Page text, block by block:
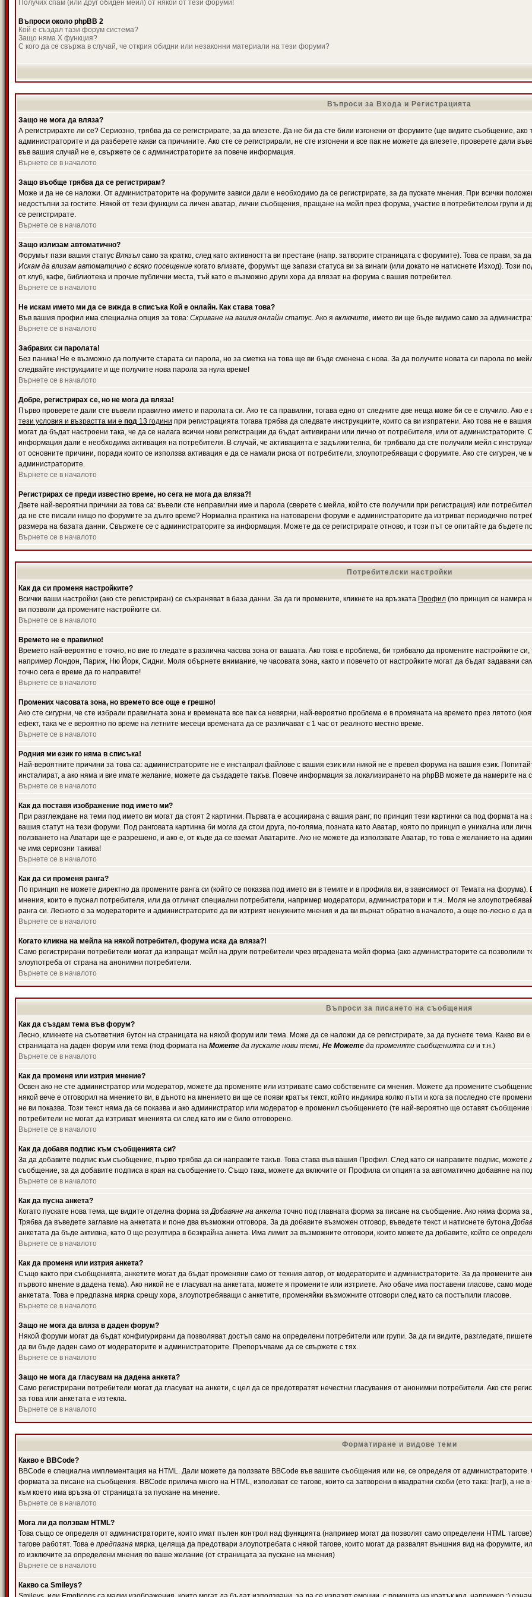
Получих спам (или друг обиден мейл) от някой от тези форуми!
Въпроси около phpBB 2
Кой е създал тази форум система?
Защо няма X функция?
С кого да се свържа в случай, че открия обидни или незаконни материали на тези форуми?
Въпроси за Входа и Регистрацията
Защо не мога да вляза?
А регистрирахте ли се? Сериозно, трябва да се регистрирате, за да влезете. Да не би да сте били изгонени от форумите (ще видите съобщение, ако
администраторите и да разберете какви са причините. Ако сте се регистрирали, не сте изгонени и все пак не можете да влезете, проверете дали
във вашия случай не е, свържете се с администраторите за повече информация.
Върнете се в началото
Защо въобще трябва да се регистрирам?
Може и да не се наложи. От администраторите на форумите зависи дали е необходимо да се регистрирате, за да пускате мнения. При всички
недостъпни за гостите. Някой от тези функции са личен аватар, лични съобщения, пращане на мейл през форума, участие в потребителски групи и
се регистрирате.
Върнете се в началото
Защо излизам автоматично?
Форумът пази вашия статус Влязъл само за кратко, след като активността ви престане (напр. затворите страницата с форумите). Това се прави, за
Искам да влизам автоматично с всяко посещение когато влизате, форумът ще запази статуса ви за винаги (или докато не натиснете Изход). Този
от клуб, кафе, библиотека и прочие публични места, тъй като е възможно други хора да влязат на форума с вашия потребител.
Върнете се в началото
Не искам името ми да се вижда в списъка Кой е онлайн. Как става това?
Във вашия профил има специална опция за това: Скриване на вашия онлайн статус. Ако я включите, името ви ще бъде видимо само за
Върнете се в началото
Забравих си паролата!
Без паника! Не е възможно да получите старата си парола, но за сметка на това ще ви бъде сменена с нова. За да получите новата си парола по
следвайте инструкциите и ще получите нова парола за нула време!
Върнете се в началото
Добре, регистрирах се, но не мога да вляза!
Първо проверете дали сте въвели правилно името и паролата си. Ако те са правилни, тогава едно от следните две неща може би се е случило. Ако
тези условия и възрастта ми е под 13 години при регистрацията тогава трябва да следвате инструкциите, които са ви изпратени. Ако това не е
могат да бъдат настроени така, че да се налага всички нови регистрации да бъдат активирани или лично от потребителя, или от
информация дали е необходима активация на потребителя. В случай, че активацията е задължителна, би трябвало да сте получили мейл с
от основните причини, поради които се използва активация е да се намали риска от потребители, злоупотребяващи с форумите. Ако сте сигурен,
администраторите.
Върнете се в началото
Регистрирах се преди известно време, но сега не мога да вляза?!
Двете най-вероятни причини за това са: въвели сте неправилни име и парола (сверете с мейла, който сте получили при регистрация) или
да не сте писали нищо по форумите за дълго време? Нормална практика на натоварени форуми е администраторите да изтриват периодично
размера на базата данни. Свържете се с администраторите за информация. Можете да се регистрирате отново, и този път се опитайте да бъдете
Върнете се в началото
Потребителски настройки
Как да си променя настройките?
Всички ваши настройки (ако сте регистриран) се съхраняват в база данни. За да ги промените, кликнете на връзката Профил (по принцип се намира
ви позволи да промените настройките си.
Върнете се в началото
Времето не е правилно!
Времето най-вероятно е точно, но вие го гледате в различна часова зона от вашата. Ако това е проблема, би трябвало да промените настройките
например Лондон, Париж, Ню Йорк, Сидни. Моля обърнете внимание, че часовата зона, както и повечето от настройките могат да бъдат задавани
точно сега е време да го направите!
Върнете се в началото
Промених часовата зона, но времето все още е грешно!
Ако сте сигурни, че сте избрали правилната зона и времената все пак са невярни, най-вероятно проблема е в промяната на времето през лятото
ефект, така че е вероятно по време на летните месеци времената да се различават с 1 час от реалното местно време.
Върнете се в началото
Родния ми език го няма в списъка!
Най-вероятните причини за това са: администраторите не е инсталрал файлове с вашия език или никой не е превел форума на вашия език.
инсталират, а ако няма и вие имате желание, можете да създадете такъв. Повече информация за локализирането на phpBB можете да намерите на
Върнете се в началото
Как да поставя изображение под името ми?
При разглеждане на теми под името ви могат да стоят 2 картинки. Първата е асоциирана с вашия ранг; по принцип тези картинки са под формата
вашия статут на тези форуми. Под ранговата картинка би могла да стои друга, по-голяма, позната като Аватар, която по принцип е уникална или
ползването на Аватари ще е разрешено, и ако е, от къде да се вземат Аватарите. Ако не можете да използвате Аватар, то това е желанието на
че има сериозни такива!
Върнете се в началото
Как да си променя ранга?
По принцип не можете директно да промените ранга си (който се показва под името ви в темите и в профила ви, в зависимост от Темата на
мнения, които е пуснал потребителя, или да отличат специални потребители, например модератори, администратори и т.н.. Моля не
ранга си. Лесното е за модераторите и администраторите да ви изтрият ненужните мнения и да ви върнат обратно в началото, а още по-лесно е да
Върнете се в началото
Когато кликна на мейла на някой потребител, форума иска да вляза?!
Само регистрирани потребители могат да изпращат мейл на други потребители чрез вградената мейл форма (ако администраторите са позволили
злоупотреба от страна на анонимни потребители.
Върнете се в началото
Въпроси за писането на съобщения
Как да създам тема във форум?
Лесно, кликнете на съответния бутон на страницата на някой форум или тема. Може да се наложи да се регистрирате, за да пуснете тема. Какво
страницата на даден форум или тема (под формата на Можете да пускате нови теми, Не Можете да променяте съобщенията си и т.н.)
Върнете се в началото
Как да променя или изтрия мнение?
Освен ако не сте администратор или модератор, можете да променяте или изтривате само собствените си мнения. Можете да промените
някой вече е отговорил на мнението ви, в дъното на мнението ви ще се появи кратък текст, който индикира колко пъти и кога за последно сте
не ви показва. Този текст няма да се показва и ако администратор или модератор е променил съобщението (те най-вероятно ще оставят
потребители не могат да изтриват мненията си след като им е било отговорено.
Върнете се в началото
Как да добавя подпис към съобщенията си?
За да добавите подпис към съобщение, първо трябва да си направите такъв. Това става във вашия Профил. След като си направите подпис, можете
съобщение, за да добавите подписа в края на съобщението. Също така, можете да включите от Профила си опцията за автоматично добавяне на
Върнете се в началото
Как да пусна анкета?
Когато пускате нова тема, ще видите отделна форма заДобавяне на анкета точно под главната форма за писане на съобщение. Ако няма форма
Трябва да въведете заглавие на анкетата и поне два възможни отговора. За да добавите възможен отговор, въведете текст и натиснете бутона
анкетата да бъде активна, като 0 ще резултира в безкрайна анкета. Има лимит за възможните отговори, които можете да добавите, който се
Върнете се в началото
Как да променя или изтрия анкета?
Също както при съобщенията, анкетите могат да бъдат променяни само от техния автор, от модераторите и администраторите. За да промените
първото мнение в дадена тема). Ако никой не е гласувал на анкетата, можете я промените или изтриете. Ако обаче има поставени гласове, само
анкетата. Това е предпазна мярка срещу хора, злоупотребяващи с анкетите, променяйки възможните отговори след като са постъпили гласове.
Върнете се в началото
Защо не мога да вляза в даден форум?
Някой форуми могат да бъдат конфигурирани да позволяват достъп само на определени потребители или групи. За да ги видите, разгледате,
да ви бъде даден само от модераторите и администраторите. Препоръчваме да се свържете с тях.
Върнете се в началото
Защо не мога да гласувам на дадена анкета?
Само регистрирани потребители могат да гласуват на анкети, с цел да се предотвратят нечестни гласувания от анонимни потребители. Ако сте
за това или анкетата е изтекла.
Върнете се в началото
Форматиране и видове теми
Какво е BBCode?
BBCode е специална имплементация на HTML. Дали можете да ползвате BBCode във вашите съобщения или не, се определя от
формата за писане на съобщения. BBCode прилича много на HTML, използват се тагове, които са затворени в квадратни скоби (ето така: [таг]), а
към което има връзка от страницата за пускане на мнение.
Върнете се в началото
Мога ли да ползвам HTML?
Това също се определя от администраторите, които имат пълен контрол над функцията (например могат да позволят само определени HTML
тагове работят. Това е предпазна мярка, целяща да предотвари злоупотребата с някой тагове, които могат да развалят външния вид на форумите,
го изключите за определени мнения по ваше желание (от страницата за пускане на мнения)
Върнете се в началото
Какво са Smileys?